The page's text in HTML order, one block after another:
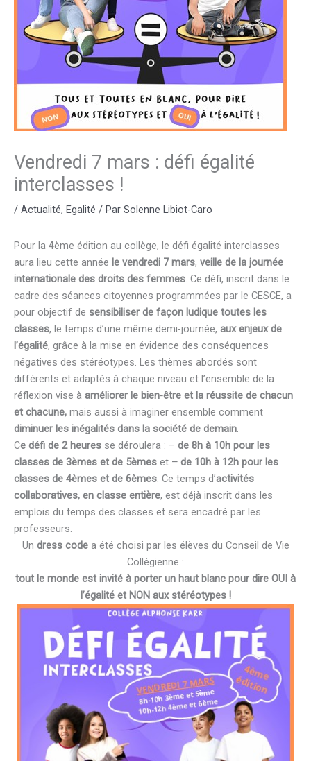
Vendredi 7 mars : défi égalité
interclasses !
/ Actualité, Egalité / Par Solenne Libiot-Caro
Pour la 4ème édition au collège, le défi égalité interclasses
aura lieu cette année le vendredi 7 mars, veille de la journée
internationale des droits des femmes. Ce défi, inscrit dans le
cadre des séances citoyennes programmées par le CESCE, a
pour objectif de sensibiliser de façon ludique toutes les
classes, le temps d’une même demi-journée, aux enjeux de
l’égalité, grâce à la mise en évidence des conséquences
négatives des stéréotypes. Les thèmes abordés sont
différents et adaptés à chaque niveau et l’ensemble de la
réflexion vise à améliorer le bien-être et la réussite de chacun
et chacune, mais aussi à imaginer ensemble comment
diminuer les inégalités dans la société de demain.
Ce défi de 2 heures se déroulera : – de 8h à 10h pour les
classes de 3èmes et de 5èmes et – de 10h à 12h pour les
classes de 4èmes et de 6èmes. Ce temps d’activités
collaboratives, en classe entière, est déjà inscrit dans les
emplois du temps des classes et sera encadré par les
professeurs.
Un dress codea été choisi par les élèves du Conseil de Vie
Collégienne :
tout le monde est invité à porter un haut blanc pour dire OUI à
l’égalité et NON aux stéréotypes !